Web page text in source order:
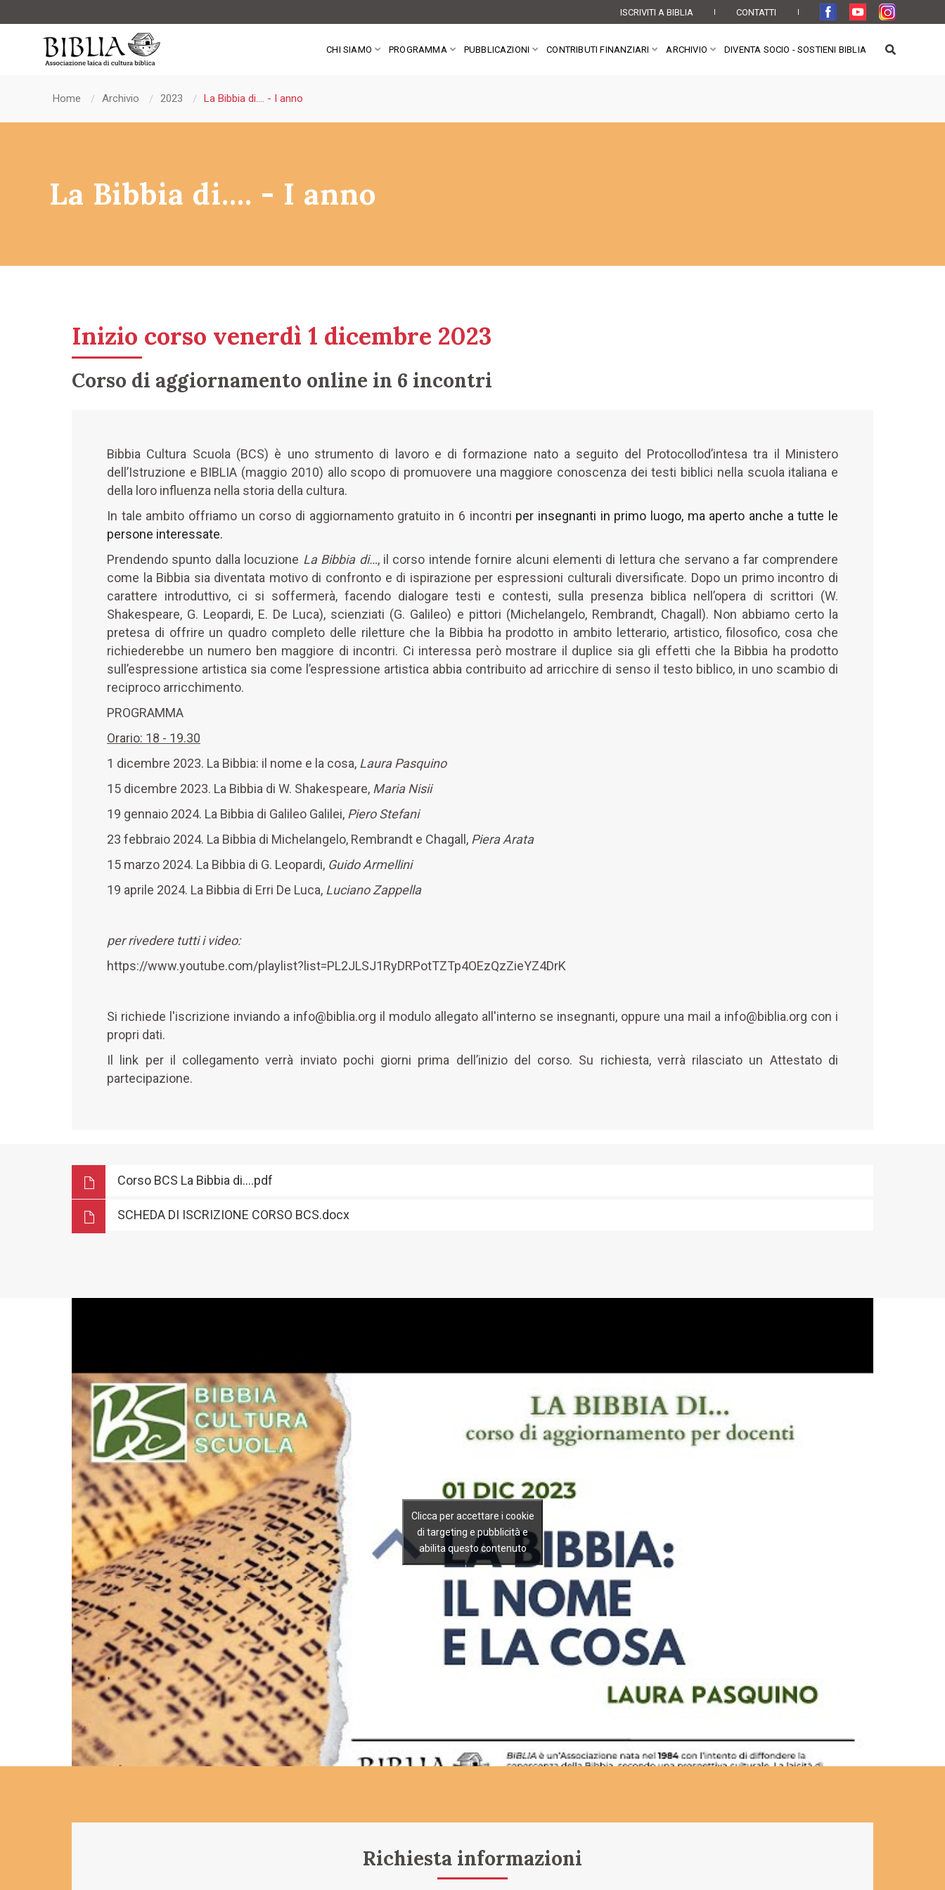
ISCRIVITI A BIBLIA CONTATTI
CHI SIAMO PROGRAMMA PUBBLICAZIONI CONTRIBUTI FINANZIARI ARCHIVIO DIVENTA SOCIO - SOSTIENI BIBLIA
Home Archivio 2023 La Bibbia di…. - I anno
La Bibbia di…. - I anno
Inizio corso venerdì 1 dicembre 2023
Corso di aggiornamento online in 6 incontri
Bibbia Cultura Scuola (BCS) è uno strumento di lavoro e di formazione nato a seguito del Protocollod’intesa tra il Ministero
dell’Istruzione e BIBLIA (maggio 2010) allo scopo di promuovere una maggiore conoscenza dei testi biblici nella scuola italiana e
della loro influenza nella storia della cultura.
In tale ambito offriamo un corso di aggiornamento gratuito in 6 incontri per insegnanti in primo luogo, ma aperto anche a tutte le
persone interessate.
Prendendo spunto dalla locuzione La Bibbia di…, il corso intende fornire alcuni elementi di lettura che servano a far comprendere
come la Bibbia sia diventata motivo di confronto e di ispirazione per espressioni culturali diversificate. Dopo un primo incontro di
carattere introduttivo, ci si soffermerà, facendo dialogare testi e contesti, sulla presenza biblica nell’opera di scrittori (W.
Shakespeare, G. Leopardi, E. De Luca), scienziati (G. Galileo) e pittori (Michelangelo, Rembrandt, Chagall). Non abbiamo certo la
pretesa di offrire un quadro completo delle riletture che la Bibbia ha prodotto in ambito letterario, artistico, filosofico, cosa che
richiederebbe un numero ben maggiore di incontri. Ci interessa però mostrare il duplice sia gli effetti che la Bibbia ha prodotto
sull’espressione artistica sia come l’espressione artistica abbia contribuito ad arricchire di senso il testo biblico, in uno scambio di
reciproco arricchimento.
PROGRAMMA
Orario: 18 - 19.30
1 dicembre 2023. La Bibbia: il nome e la cosa, Laura Pasquino
15 dicembre 2023. La Bibbia di W. Shakespeare, Maria Nisii
19 gennaio 2024. La Bibbia di Galileo Galilei, Piero Stefani
23 febbraio 2024. La Bibbia di Michelangelo, Rembrandt e Chagall, Piera Arata
15 marzo 2024. La Bibbia di G. Leopardi, Guido Armellini
19 aprile 2024. La Bibbia di Erri De Luca, Luciano Zappella
per rivedere tutti i video:
https://www.youtube.com/playlist?list=PL2JLSJ1RyDRPotTZTp4OEzQzZieYZ4DrK
Si richiede l'iscrizione inviando a info@biblia.org il modulo allegato all'interno se insegnanti, oppure una mail a info@biblia.org con i
propri dati.
Il link per il collegamento verrà inviato pochi giorni prima dell’inizio del corso. Su richiesta, verrà rilasciato un Attestato di
partecipazione.
Corso BCS La Bibbia di....pdf
SCHEDA DI ISCRIZIONE CORSO BCS.docx
Clicca per accettare i cookie
di targeting e pubblicità e
abilita questo contenuto
Richiesta informazioni